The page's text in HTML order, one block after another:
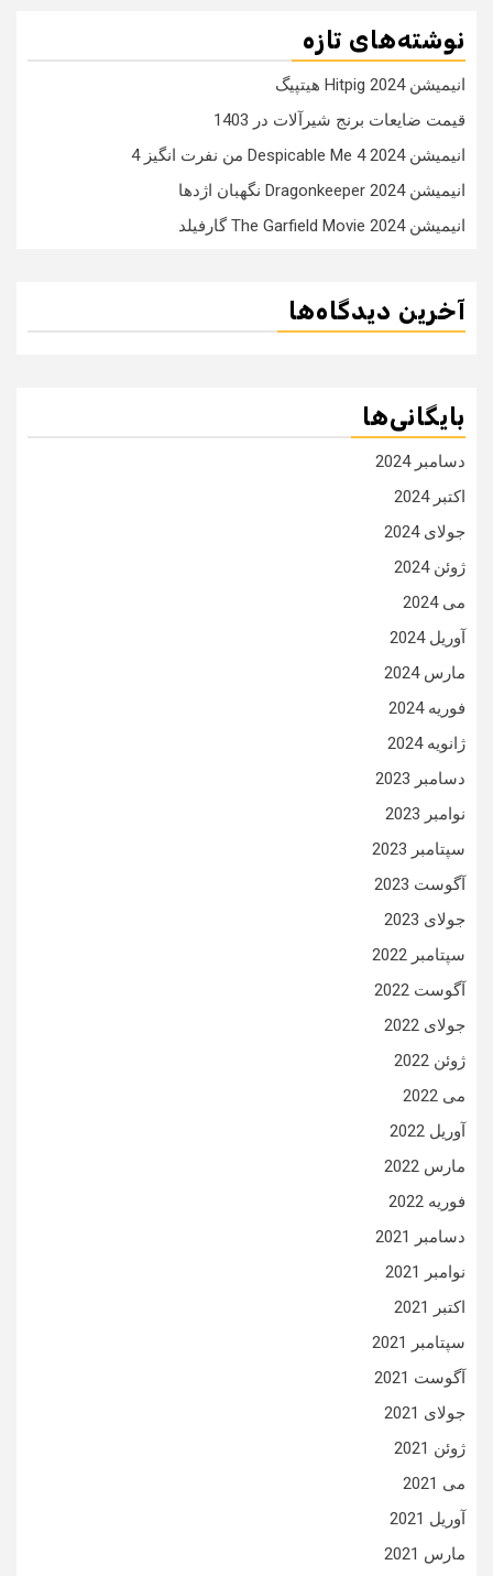
نوشته‌های تازه
انیمیشن Hitpig 2024 هیتپیگ
قیمت ضایعات برنج شیرآلات در 1403
انیمیشن Despicable Me 4 2024 من نفرت انگیز 4
انیمیشن Dragonkeeper 2024 نگهبان اژدها
انیمیشن The Garfield Movie 2024 گارفیلد
آخرین دیدگاه‌ها
بایگانی‌ها
دسامبر 2024
اکتبر 2024
جولای 2024
ژوئن 2024
می 2024
آوریل 2024
مارس 2024
فوریه 2024
ژانویه 2024
دسامبر 2023
نوامبر 2023
سپتامبر 2023
آگوست 2023
جولای 2023
سپتامبر 2022
آگوست 2022
جولای 2022
ژوئن 2022
می 2022
آوریل 2022
مارس 2022
فوریه 2022
دسامبر 2021
نوامبر 2021
اکتبر 2021
سپتامبر 2021
آگوست 2021
جولای 2021
ژوئن 2021
می 2021
آوریل 2021
مارس 2021